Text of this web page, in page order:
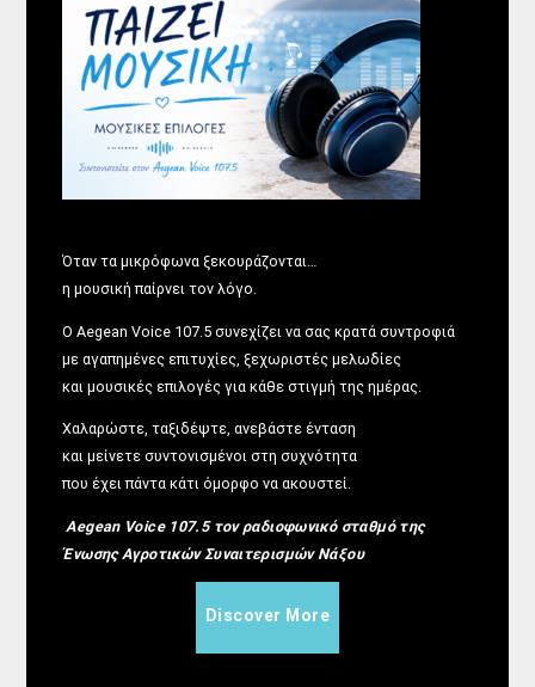
Όταν τα μικρόφωνα ξεκουράζονται…
η μουσική παίρνει τον λόγο.
Ο Aegean Voice 107.5 συνεχίζει να σας κρατά συντροφιά
με αγαπημένες επιτυχίες, ξεχωριστές μελωδίες
και μουσικές επιλογές για κάθε στιγμή της ημέρας.
Χαλαρώστε, ταξιδέψτε, ανεβάστε ένταση
και μείνετε συντονισμένοι στη συχνότητα
που έχει πάντα κάτι όμορφο να ακουστεί.
Aegean Voice 107.5 τον ραδιοφωνικό σταθμό της
Ένωσης Αγροτικών Συναιτερισμών Νάξου
Discover More